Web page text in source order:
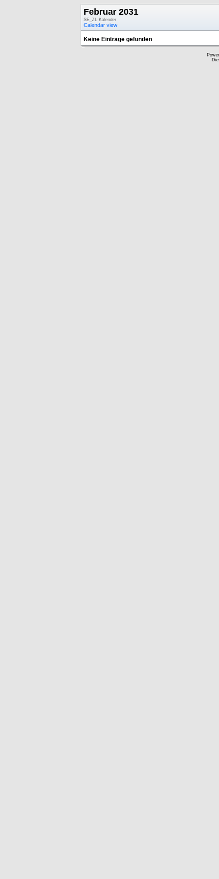
Februar 2031
SE_ZL Kalender
Calendar view
Keine Einträge gefunden